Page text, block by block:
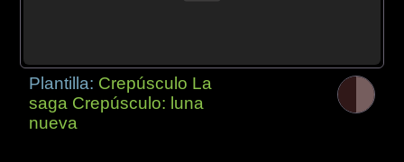
Plantilla: Crepúsculo La
saga Crepúsculo: luna
nueva